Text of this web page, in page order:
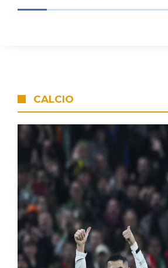
CALCIO